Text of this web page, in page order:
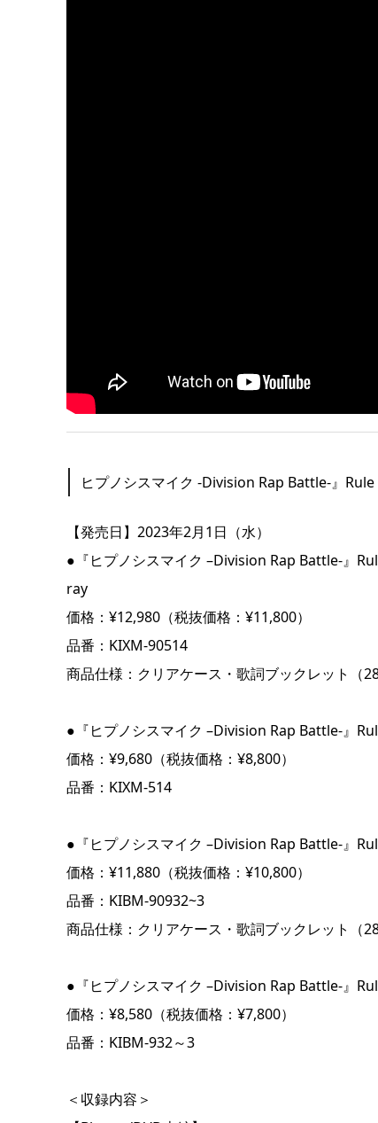
ヒプノシスマイク -Division Rap Battle-』
【発売日】2023年2月1日（水）
●『ヒプノシスマイク –Division Rap Battle-』
ray
価格：¥12,980（税抜価格：¥11,800）
品番：KIXM-90514
商品仕様：クリアケース・歌詞ブックレット（28
●『ヒプノシスマイク –Division Rap Battle-』
価格：¥9,680（税抜価格：¥8,800）
品番：KIXM-514
●『ヒプノシスマイク –Division Rap Battle-』
価格：¥11,880（税抜価格：¥10,800）
品番：KIBM-90932~3
商品仕様：クリアケース・歌詞ブックレット（28
●『ヒプノシスマイク –Division Rap Battle-』
価格：¥8,580（税抜価格：¥7,800）
品番：KIBM-932～3
＜収録内容＞